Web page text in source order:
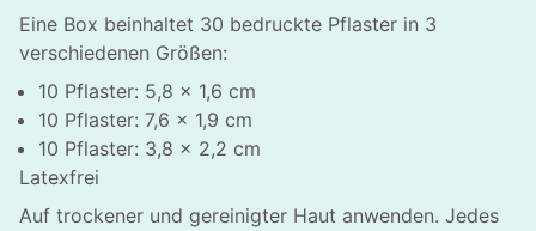
Eine Box beinhaltet 30 bedruckte Pflaster in 3
verschiedenen Größen:
10 Pflaster: 5,8 x 1,6 cm
10 Pflaster: 7,6 x 1,9 cm
10 Pflaster: 3,8 x 2,2 cm
Latexfrei
Auf trockener und gereinigter Haut anwenden. Jedes